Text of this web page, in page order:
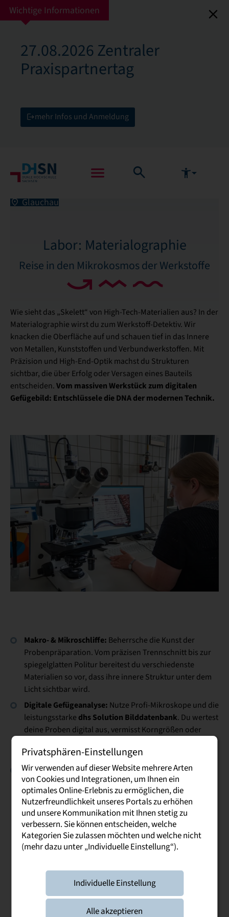
Wichtige Informationen
27.08.2026 Zentraler
Praxispartnertag
mehr Infos und Anmeldung
Glauchau
Labor: Materialographie
Reise in den Mikrokosmos der Werkstoffe
Wie sieht das „Skelett“ von High-Tech-Materialien aus? In der
Materialographie wirst du zum Werkstoff-Detektiv. Wir
knacken die Oberfläche auf und schauen tief in das Innere
von Metallen, Kunststoffen und Verbundwerkstoffen. Mit
Präzision und High-End-Optik machst du Strukturen
sichtbar, die über Erfolg oder Versagen eines Bauteils
entscheiden. Vom massiven Werkstück zum digitalen
Gefügebild: Entschlüssele die DNA der modernen Technik.
Makro- & Mikroschliffe: Beherrsche die Kunst der
Probenpräparation. Vom präzisen Trennschnitt bis zur
spiegelglatten Politur bereitest du verschiedenste
Materialien so vor, dass ihre innere Struktur unter dem
Licht sichtbar wird.
Digitale Gefügeanalyse: Nutze Profi-Mikroskope und die
leistungsstarke dhs Solution Bilddatenbank. Du wertest
deine Proben digital aus, vermisst Korngrößen oder
echter Gutachter.
Das Rasterelektronenmikroskop (REM):Das ist dein
Fenster in eine andere Welt. Wenn Lichtmikroskope an
ihre Grenzen stoßen, zoomen wir mit dem REM so weit
rein, dass du selbst kleinste Details der
Materialoberfläche und chemische
Zusammensetzungen erkennen kannst.
Dein Schliffbild-Projekt
Privatsphären-Einstellungen
Wir verwenden auf dieser Website mehrere Arten
von Cookies und Integrationen, um Ihnen ein
optimales Online-Erlebnis zu ermöglichen, die
Nutzerfreundlichkeit unseres Portals zu erhöhen
und unsere Kommunikation mit Ihnen stetig zu
verbessern. Sie können entscheiden, welche
Kategorien Sie zulassen möchten und welche nicht
(mehr dazu unter „Individuelle Einstellung“).
Individuelle Einstellung
Alle akzeptieren